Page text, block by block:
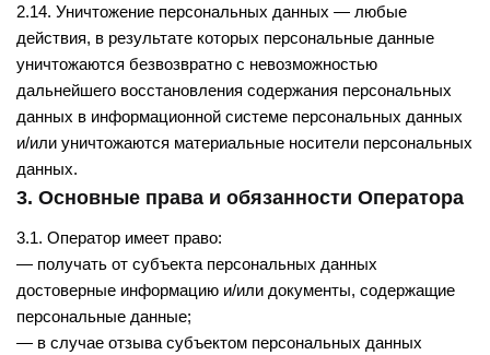
2.14. Уничтожение персональных данных — любые
действия, в результате которых персональные данные
уничтожаются безвозвратно с невозможностью
дальнейшего восстановления содержания персональных
данных в информационной системе персональных данных
и/или уничтожаются материальные носители персональных
данных.
3. Основные права и обязанности Оператора
3.1. Оператор имеет право:
— получать от субъекта персональных данных
достоверные информацию и/или документы, содержащие
персональные данные;
— в случае отзыва субъектом персональных данных